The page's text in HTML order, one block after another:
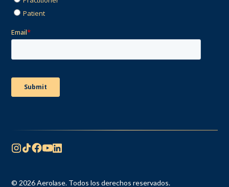
© 2026 Aerolase. Todos los derechos reservados.